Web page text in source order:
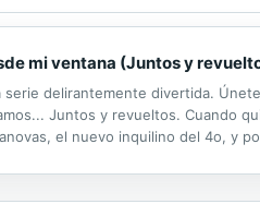
mi ventana (Juntos y
serie delirantemente divertida.
Juntos y revueltos. Cuando
el nuevo inquilino del 4o, y